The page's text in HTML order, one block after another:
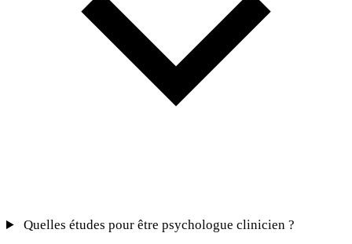
Quelles études pour être psychologue clinicien ?